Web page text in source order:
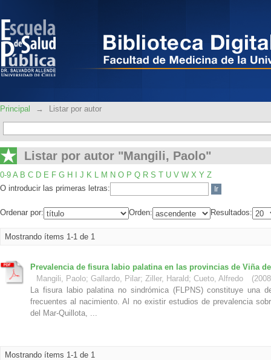
Principal → Listar por autor
Listar por autor "Mangili, Paolo"
0-9 A B C D E F G H J K L M N O P Q R S T U V W X Y Z
O introducir las primeras letras:
Ordenar por: Orden: Resultados:
Mostrando ítems 1-1 de 1
Prevalencia de fisura labio palatina en las provincias de Viña
Mangili, Paolo; Gallardo, Pilar; Ziller, Harald ; Cueto, Alfredo (
La fisura labio palatina no sindrómica (FLPNS) constituye una
frecuentes al nacimiento. Al no existir estudios de prevalencia
del Mar-Quillota, ...
Mostrando ítems 1-1 de 1